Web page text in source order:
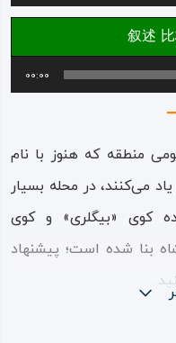
叙述
00:00
منطقه که هنوز با نام
می‌کنند، در محله بسیار
کوی‌ «بیگلری» و کوی
بنا شده است؛ پیشنهاد